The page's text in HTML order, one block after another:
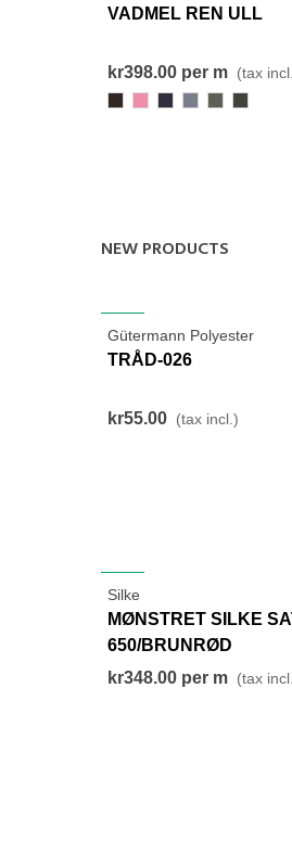
VADMEL REN ULL
kr398.00 per m (tax
NEW PRODUCTS
View More
Gütermann Polyester
TRÅD-026
kr55.00 (tax incl.)
Silke
MØNSTRET SILKE
650/BRUNRØD
kr348.00 per m (tax